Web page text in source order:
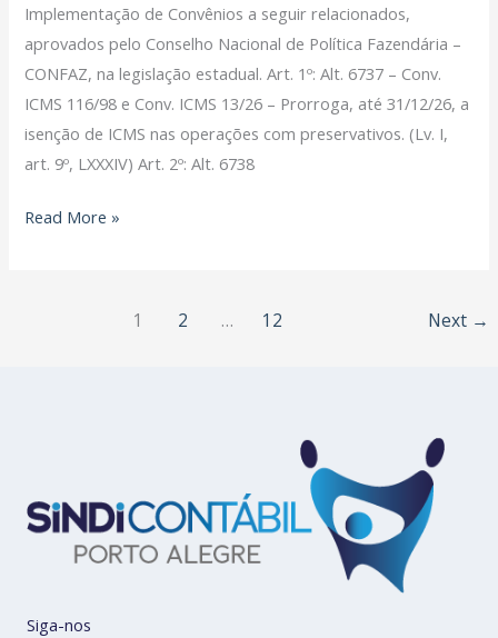
Implementação de Convênios a seguir relacionados,
aprovados pelo Conselho Nacional de Política Fazendária –
CONFAZ, na legislação estadual. Art. 1º: Alt. 6737 – Conv.
ICMS 116/98 e Conv. ICMS 13/26 – Prorroga, até 31/12/26, a
isenção de ICMS nas operações com preservativos. (Lv. I,
art. 9º, LXXXIV) Art. 2º: Alt. 6738
Read More »
1 2 … 12 Next →
Siga-nos